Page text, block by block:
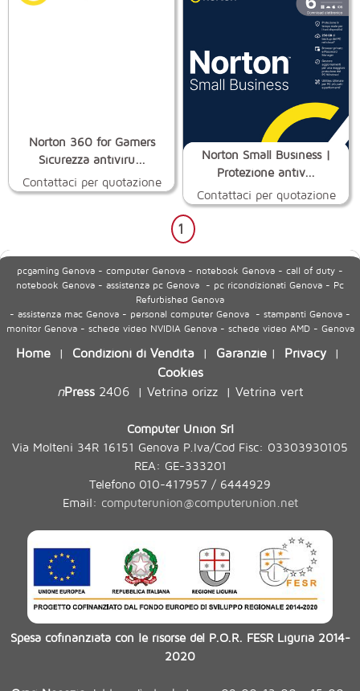
Norton 360 for Gamers
Sicurezza antiviru...
Contattaci per quotazione
Norton Small Business |
Protezione antiv...
Contattaci per quotazione
1
pcgaming Genova - computer Genova - notebook Genova - call of duty -
notebook Genova - assistenza pc Genova - pc ricondizionati Genova - Pc
Refurbished Genova
- assistenza mac Genova - personal computer Genova - stampanti Genova -
monitor Genova - schede video NVIDIA Genova - schede video AMD - Genova
Home | Condizioni di Vendita | Garanzie | Privacy|
Cookies
nPress2406| Vetrina orizz| Vetrina vert
Computer Union Srl
Via Molteni 34R 16151 Genova P.Iva/Cod Fisc: 03303930105
REA: GE-333201
Telefono 010-417957 / 6444929
Email: computerunion@computerunion.net
Spesa cofinanziata con le risorse del P.O.R. FESR Liguria 2014-
2020